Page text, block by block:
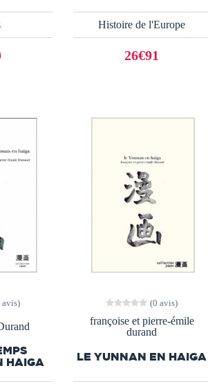
Histoire de l'Europe
26€91
avis)
HAIGA
(0 avis)
françoise et pierre-émile
durand
LE YUNNAN EN HAIGA